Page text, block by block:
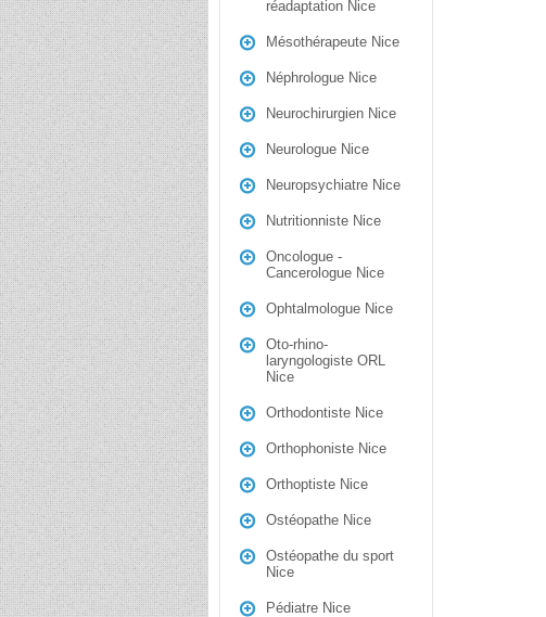
réadaptation Nice
Mésothérapeute Nice
Néphrologue Nice
Neurochirurgien Nice
Neurologue Nice
Neuropsychiatre Nice
Nutritionniste Nice
Oncologue -
Cancerologue Nice
Ophtalmologue Nice
Oto-rhino-
laryngologiste ORL
Nice
Orthodontiste Nice
Orthophoniste Nice
Orthoptiste Nice
Ostéopathe Nice
Ostéopathe du sport
Nice
Pédiatre Nice